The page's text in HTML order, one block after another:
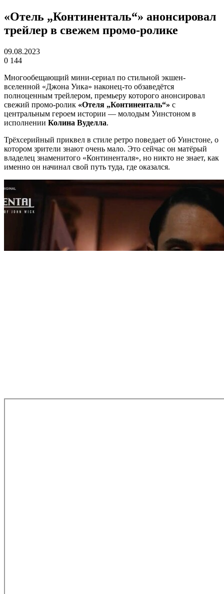
«Отель „Континенталь“» анонсировал
трейлер в свежем промо-ролике
09.08.2023
0 144
Многообещающий мини-сериал по стильной экшен-
вселенной «Джона Уика» наконец-то обзаведётся
полноценным трейлером, премьеру которого анонсировал
свежий промо-ролик «Отеля „Континенталь“» с
центральным героем истории — молодым Уинстоном в
исполнении Колина Вуделла.
Трёхсерийный приквел в стиле ретро поведает об Уинстоне, о
котором зрители знают очень мало. Это сейчас он матёрый
владелец знаменитого «Континенталя», но никто не знает, как
именно он начинал свой путь туда, где оказался.